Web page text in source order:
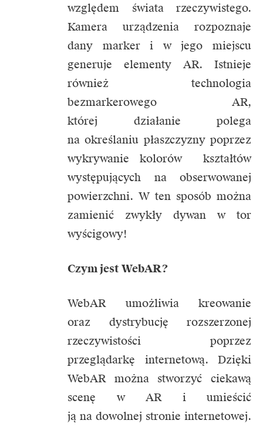
względem świata rzeczywistego.
Kamera urządzenia rozpoznaje
dany marker i w jego miejscu
generuje elementy AR. Istnieje
również technologia
bezmarkerowego AR,
której działanie polega
na określaniu płaszczyzny poprzez
wykrywanie kolorów kształtów
występujących na obserwowanej
powierzchni. W ten sposób można
zamienić zwykły dywan w tor
wyścigowy!
Czym jest WebAR?
WebAR umożliwia kreowanie
oraz dystrybucję rozszerzonej
rzeczywistości poprzez
przeglądarkę internetową. Dzięki
WebAR można stworzyć ciekawą
scenę w AR i umieścić
ją na dowolnej stronie internetowej.